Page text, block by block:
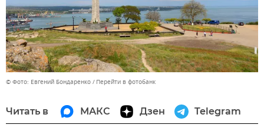
© Фото: Евгений Бондаренко Перейти в фотобанк
Читать в МАКС Дзен Telegram